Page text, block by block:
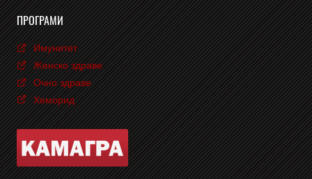
ПРОГРАМИ
Имунитет
Женско здраве
Очно здраве
Хеморид